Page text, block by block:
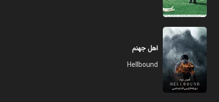
اهل جهنم
Hellbound